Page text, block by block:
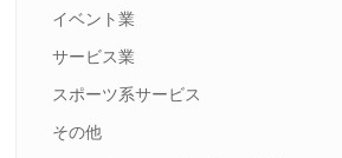
イベント業
サービス業
スポーツ系サービス
その他